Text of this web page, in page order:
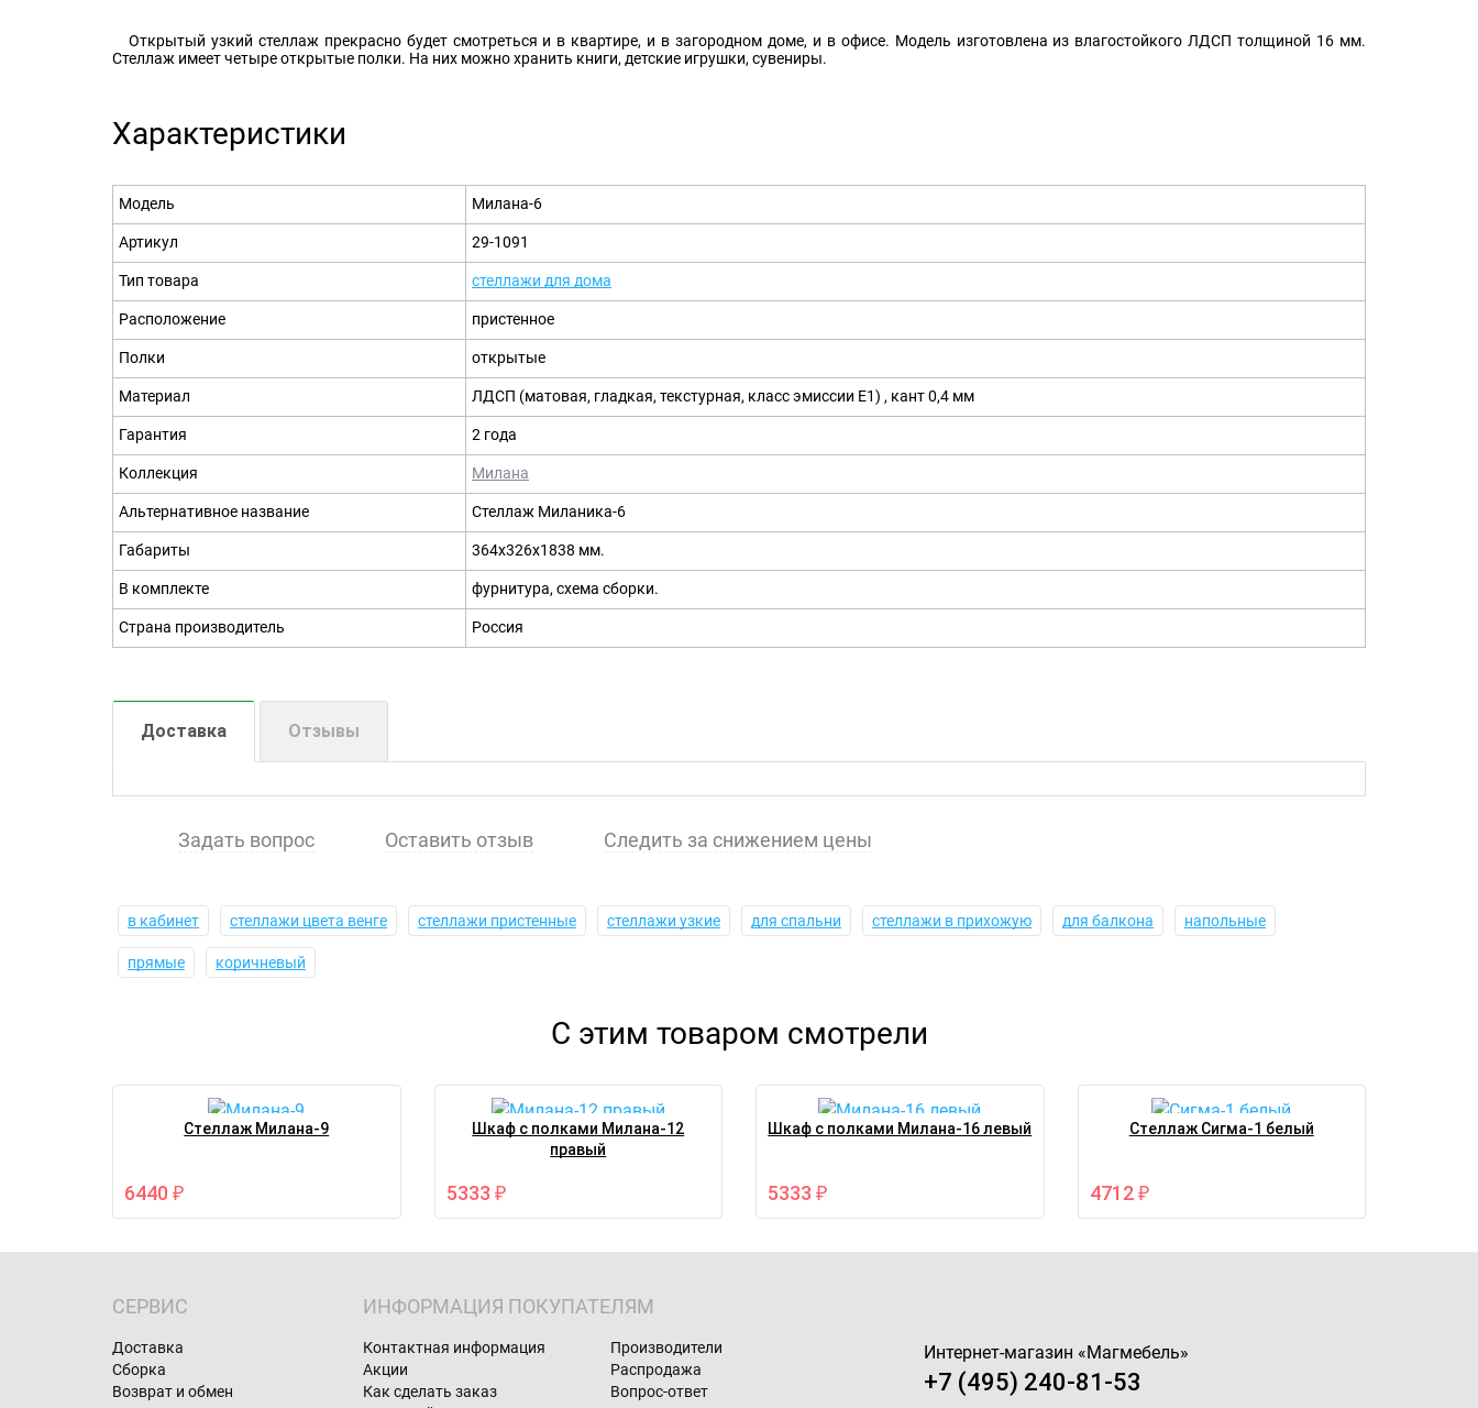
Открытый узкий стеллаж прекрасно будет смотреться и в квартире, и в загородном доме, и в офисе. Модель изготовлена из влагостойкого ЛДСП толщиной 16 мм.
Стеллаж имеет четыре открытые полки. На них можно хранить книги, детские игрушки, сувениры.
Характеристики
Модель Милана-6
Артикул 29-1091
Тип товара стеллажи для дома
Расположение пристенное
Полки открытые
Материал ЛДСП (матовая, гладкая, текстурная, класс эмиссии E1) , кант 0,4 мм
Гарантия 2 года
Коллекция Милана
Альтернативное название Стеллаж Миланика-6
Габариты 364х326х1838 мм.
В комплекте фурнитура, схема сборки.
Страна производитель Россия
Доставка Отзывы
Задать вопрос Оставить отзыв Следить за снижением цены
в кабинет стеллажи цвета венге стеллажи пристенные стеллажи узкие для спальни стеллажи в прихожую для балкона напольные
прямые коричневый
С этим товаром смотрели
Стеллаж Милана-9
6440 ₽
Шкаф с полками Милана-12
правый
5333 ₽
Шкаф с полками Милана-16 левый
5333 ₽
Стеллаж Сигма-1 белый
4712 ₽
СЕРВИС
Доставка
Сборка
Возврат и обмен
ИНФОРМАЦИЯ ПОКУПАТЕЛЯМ
Контактная информация
Производители
Акции
Распродажа
Как сделать заказ
Вопрос-ответ
Интернет-магазин «Магмебель»
+7 (495) 240-81-53